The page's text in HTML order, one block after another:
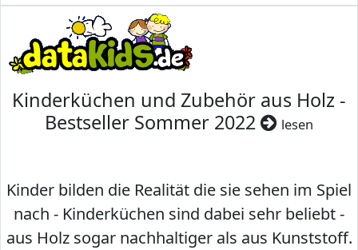
Kinderküchen und Zubehör aus Holz -
Bestseller Sommer 2022
lesen
Kinder bilden die Realität die sie sehen im Spiel
nach - Kinderküchen sind dabei sehr beliebt -
aus Holz sogar nachhaltiger als aus Kunststoff.